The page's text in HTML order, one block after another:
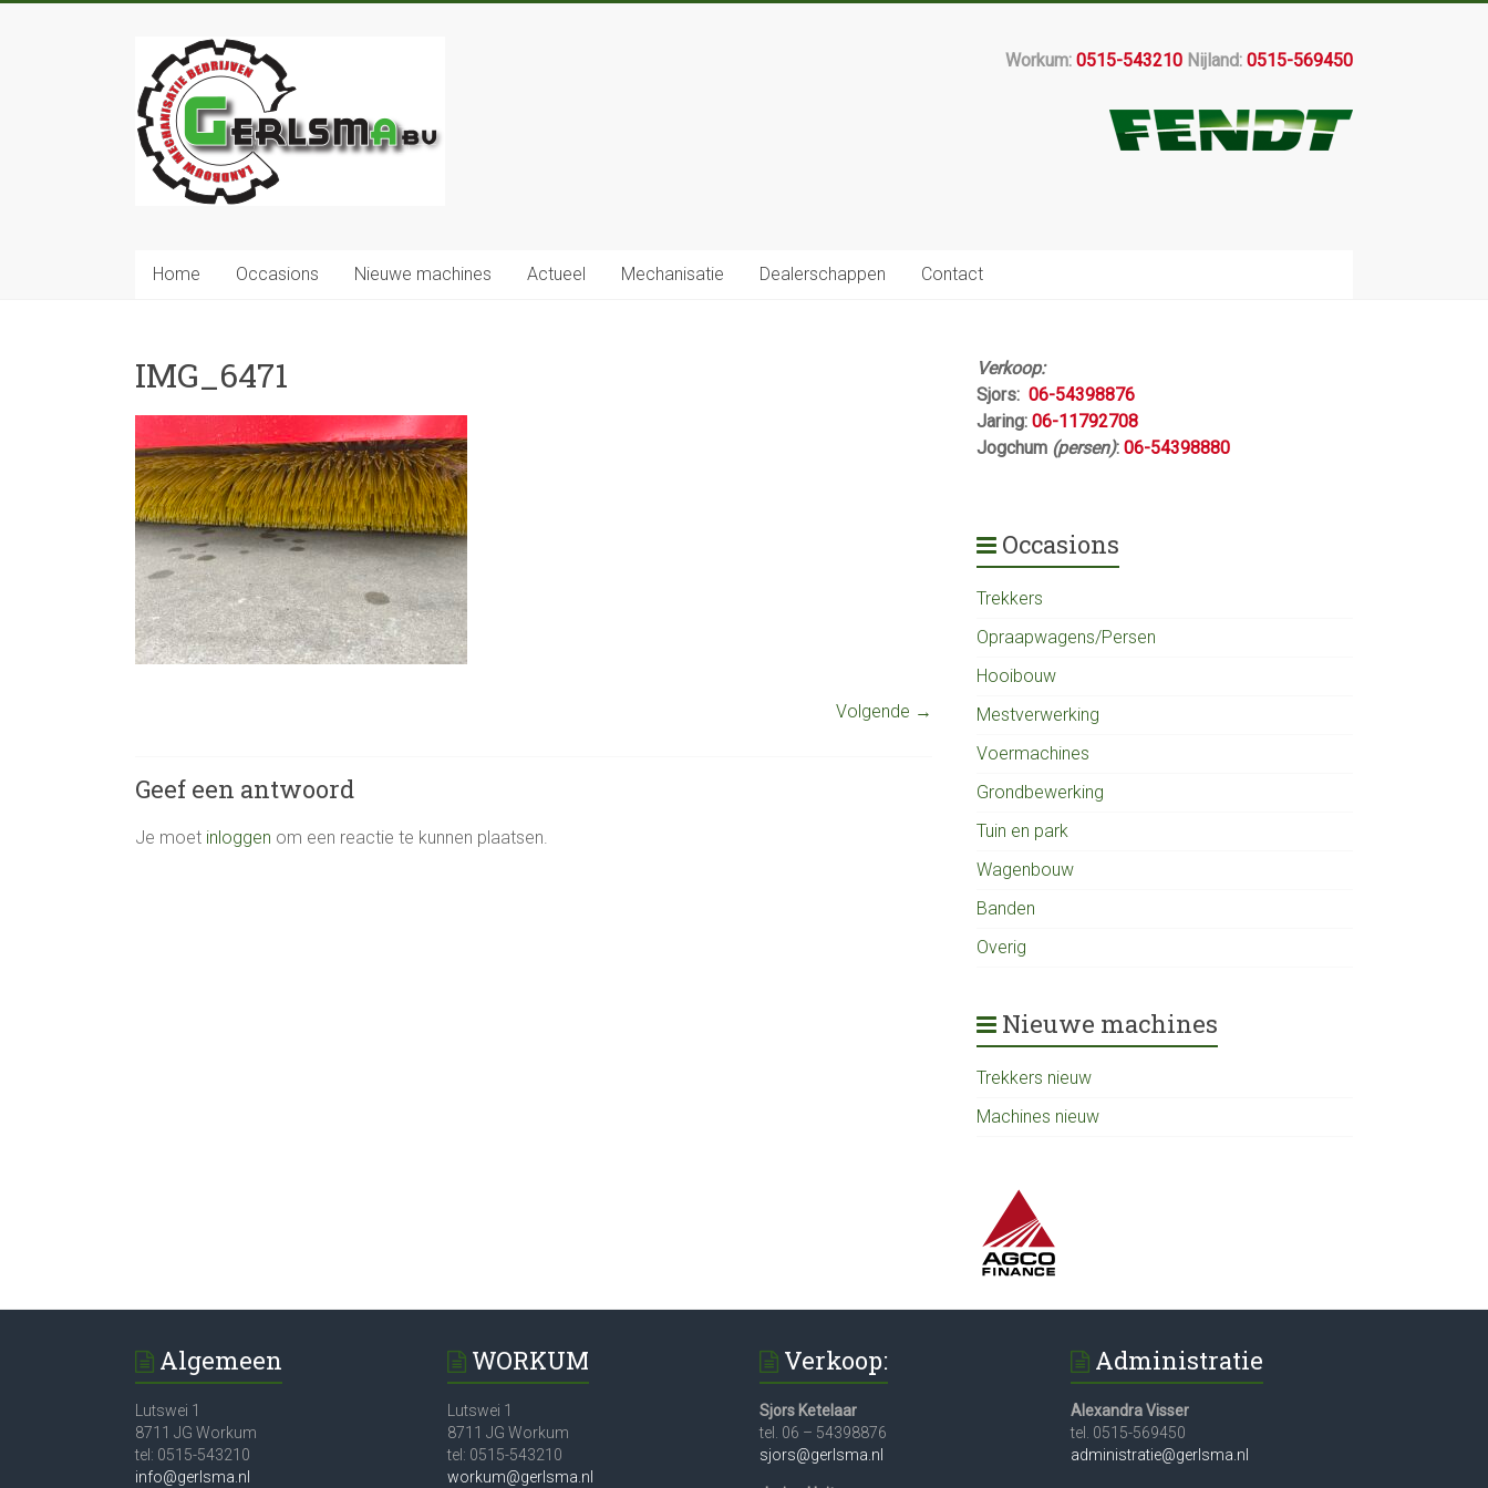
Workum: 0515-543210 Nijland: 0515-569450
Home Occasions Nieuwe machines Actueel Mechanisatie Dealerschappen Contact
IMG_6471
Volgende →
Geef een antwoord
Je moet inloggen om een reactie te kunnen plaatsen.
Verkoop:
Sjors:06-54398876
Jaring:06-11792708
Jogchum (persen): 06-54398880
Occasions
Trekkers
Opraapwagens/Persen
Hooibouw
Mestverwerking
Voermachines
Grondbewerking
Tuin en park
Wagenbouw
Banden
Overig
Nieuwe machines
Trekkers nieuw
Machines nieuw
Algemeen
Lutswei 1
8711 JG Workum
tel: 0515-543210
info@gerlsma.nl
WORKUM
Lutswei 1
8711 JG Workum
tel: 0515-543210
workum@gerlsma.nl
Verkoop:
Sjors Ketelaar
tel. 06 – 54398876
sjors@gerlsma.nl
Administratie
Alexandra Visser
tel. 0515-569450
administratie@gerlsma.nl